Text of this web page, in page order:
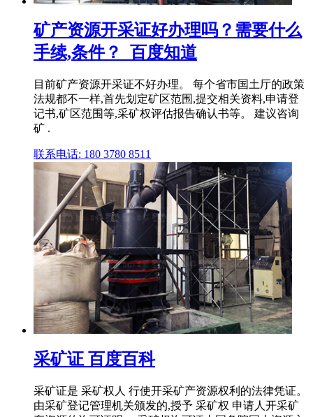
矿产资源开采证好办理吗？需要什么
手续,条件？_百度知道
目前矿产资源开采证不好办理。 每个省市国土厅的政策
法规都不一样,首先划定矿区范围,提交相关资料,申请登
记书,矿区范围等,采矿权评估报告确认书等。 建议咨询
矿 .
联系电话: 180 3780 8511
采矿证 百度百科
采矿证是 采矿权人 行使开采矿产资源权利的法律凭证。
由采矿登记管理机关颁发的,授予 采矿权 申请人开采矿